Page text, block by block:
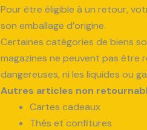
Pour être éligible à un retour,
son emballage d’origine.
Certaines catégories de biens
magazines ne peuvent pas être
dangereuses, ni les liquides ou
Autres articles non
Cartes cadeaux
Thés et confitures